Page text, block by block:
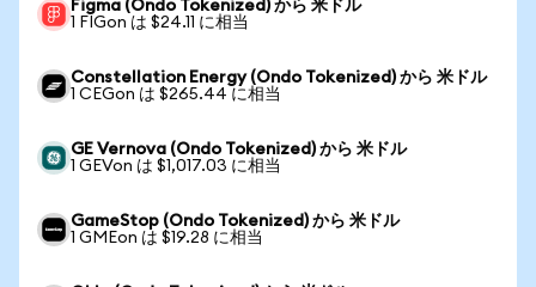
Figma (Ondo Tokenized) から 米ドル
1 FIGon は $24.11 に相当
Constellation Energy (Ondo Tokenized) から 米ドル
1 CEGon は $265.44 に相当
GE Vernova (Ondo Tokenized) から 米ドル
1 GEVon は $1,017.03 に相当
GameStop (Ondo Tokenized) から 米ドル
1 GMEon は $19.28 に相当